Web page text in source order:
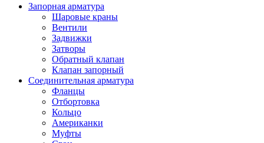
Запорная арматура
Шаровые краны
Вентили
Задвижки
Затворы
Обратный клапан
Клапан запорный
Соединительная арматура
Фланцы
Отбортовка
Кольцо
Американки
Муфты